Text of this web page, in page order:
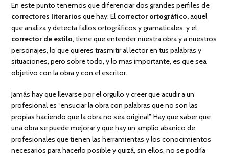
En este punto tenemos que diferenciar dos grandes perfiles de
correctores literariosque hay: El corrector ortográfico,aquel
que analiza y detecta fallos ortográficos y gramaticales, y el
corrector de estilo, tiene que entender nuestra obra y a nuestros
personajes, lo que quieres trasmitir al lector en tus palabras y
situaciones, pero sobre todo, y lo mas importante, es que sea
objetivo con la obra y con el escritor.
Jamás hay que llevarse por el orgullo y creer que acudir a un
profesional es “ensuciar la obra con palabras que no son las
propias haciendo que la obra no sea original”. Hay que saber que
una obra se puede mejorar y que hay un amplio abanico de
profesionales que tienen las herramientas y los conocimientos
necesarios para hacerlo posible y quizá, sin ellos, no se podría